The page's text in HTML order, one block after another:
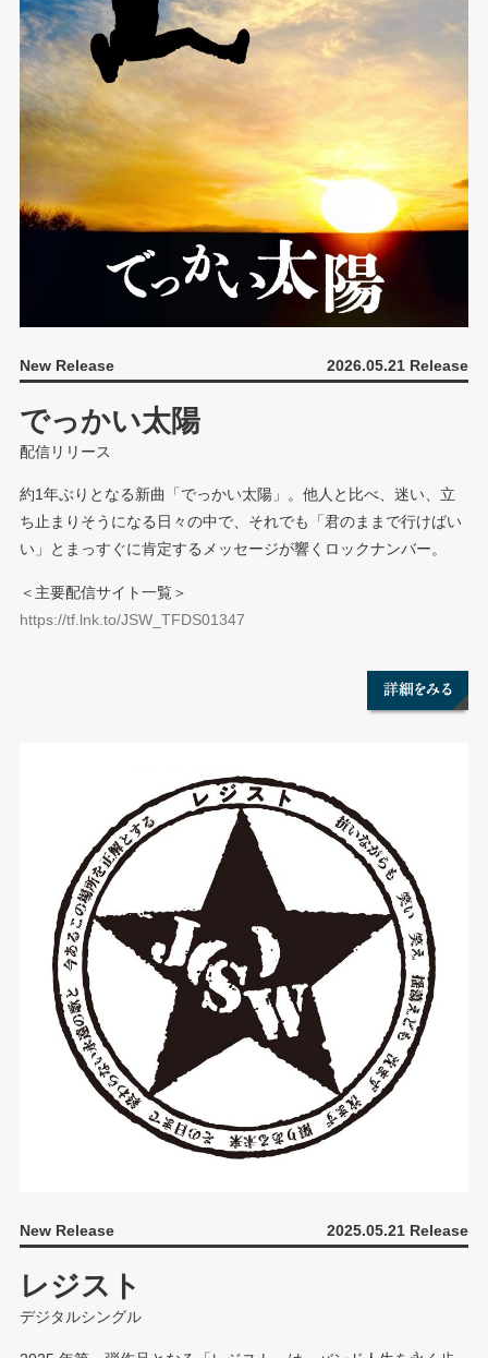
New Release 2026.05.21 Release
でっかい太陽
配信リリース
約1年ぶりとなる新曲「でっかい太陽」。他人と比べ、迷い、立
ち止まりそうになる日々の中で、それでも「君のままで行けばい
い」とまっすぐに肯定するメッセージが響くロックナンバー。
＜主要配信サイト一覧＞
https://tf.lnk.to/JSW_TFDS01347
New Release 2025.05.21 Release
レジスト
デジタルシングル